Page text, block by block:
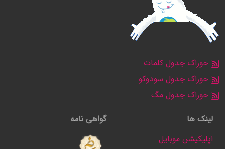
خوراک جدول کلمات
خوراک جدول سودوکو
خوراک جدول مگ
لینک ها
اپلیکیشن موبایل
گواهی نامه